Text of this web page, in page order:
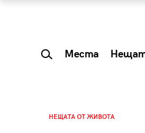
Места
НЕЩАТА ОТ ЖИВОТА